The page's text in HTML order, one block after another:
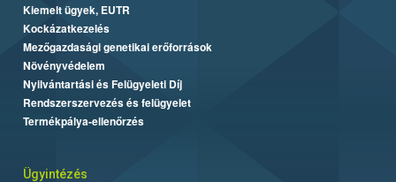
Kiemelt ügyek, EUTR
Kockázatkezelés
Mezőgazdasági genetikai erőforrások
Növényvédelem
Nyilvántartási és Felügyeleti Díj
Rendszerszervezés és felügyelet
Termékpálya-ellenőrzés
Ügyintézés